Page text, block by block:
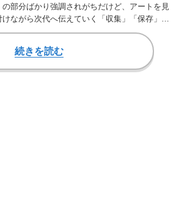
の部分ばかり強調されがちだけど、アートを見
ながら次代へ伝えていく「収集」「保存」の
続きを読む